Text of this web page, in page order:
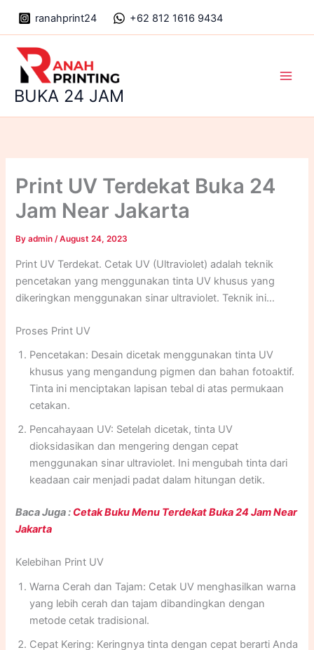
ranahprint24 +62 812 1616 9434
BUKA 24 JAM
Print UV Terdekat Buka 24
Jam Near Jakarta
Byadmin/August 24, 2023
Print UV Terdekat. Cetak UV (Ultraviolet) adalah teknik
pencetakan yang menggunakan tinta UV khusus yang
dikeringkan menggunakan sinar ultraviolet. Teknik ini
berwarna cerah pada berbagai jenis permukaan, termasuk
kertas, plastik, kaca, logam, dan bahan lainnya.
Proses Print UV
Pencetakan: Desain dicetak menggunakan tinta UV
khusus yang mengandung pigmen dan bahan fotoaktif.
Tinta ini menciptakan lapisan tebal di atas permukaan
cetakan.
Pencahayaan UV: Setelah dicetak, tinta UV
dioksidasikan dan mengering dengan cepat
menggunakan sinar ultraviolet. Ini mengubah tinta dari
keadaan cair menjadi padat dalam hitungan detik.
Baca Juga : Cetak Buku Menu Terdekat Buka 24 Jam Near
Jakarta
Kelebihan Print UV
Warna Cerah dan Tajam: Cetak UV menghasilkan warna
yang lebih cerah dan tajam dibandingkan dengan
metode cetak tradisional.
Cepat Kering: Keringnya tinta dengan cepat berarti Anda